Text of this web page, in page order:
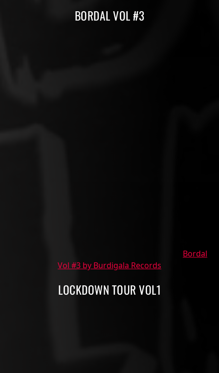
BORDAL VOL #3
Bordal
Vol #3 by Burdigala Records
LOCKDOWN TOUR VOL1